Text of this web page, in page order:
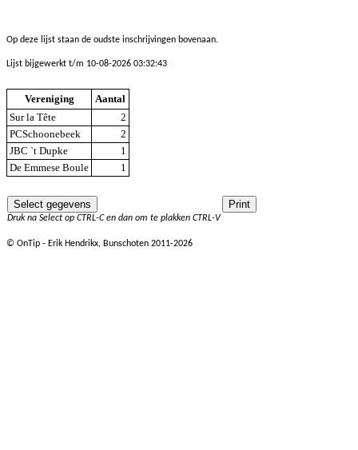
Op deze lijst staan de oudste inschrijvingen bovenaan.
Lijst bijgewerkt t/m 10-08-2026 03:32:43
Vereniging
Aantal
Sur la Tête
2
PCSchoonebeek
2
JBC `t Dupke
1
De Emmese Boule
1
Druk na Select op CTRL-C en dan om te plakken CTRL-V
© OnTip - Erik Hendrikx, Bunschoten 2011-2026